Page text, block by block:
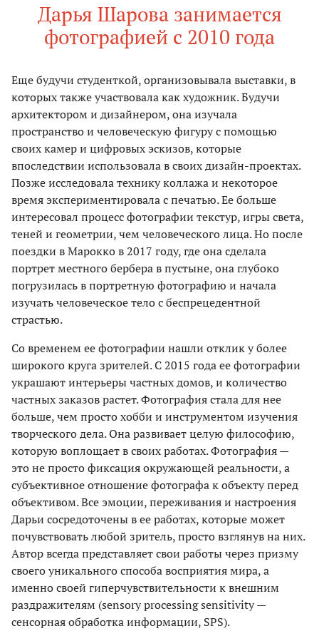
Дарья Шарова занимается
фотографией с 2010 года
Еще будучи студенткой, организовывала выставки, в
которых также участвовала как художник. Будучи
архитектором и дизайнером, она изучала
пространство и человеческую фигуру с помощью
своих камер и цифровых эскизов, которые
впоследствии использовала в своих дизайн-проектах.
Позже исследовала технику коллажа и некоторое
время экспериментировала с печатью. Ее больше
интересовал процесс фотографии текстур, игры света,
теней и геометрии, чем человеческого лица. Но после
поездки в Марокко в 2017 году, где она сделала
портрет местного бербера в пустыне, она глубоко
погрузилась в портретную фотографию и начала
изучать человеческое тело с беспрецедентной
страстью.
Со временем ее фотографии нашли отклик у более
широкого круга зрителей. С 2015 года ее фотографии
украшают интерьеры частных домов, и количество
частных заказов растет. Фотография стала для нее
больше, чем просто хобби и инструментом изучения
творческого дела. Она развивает целую философию,
которую воплощает в своих работах. Фотография —
это не просто фиксация окружающей реальности, а
субъективное отношение фотографа к объекту перед
объективом. Все эмоции, переживания и настроения
Дарьи сосредоточены в ее работах, которые может
почувствовать любой зритель, просто взглянув на них.
Автор всегда представляет свои работы через призму
своего уникального способа восприятия мира, а
именно своей гиперчувствительности к внешним
раздражителям (sensory processing sensitivity —
сенсорная обработка информации, SPS).